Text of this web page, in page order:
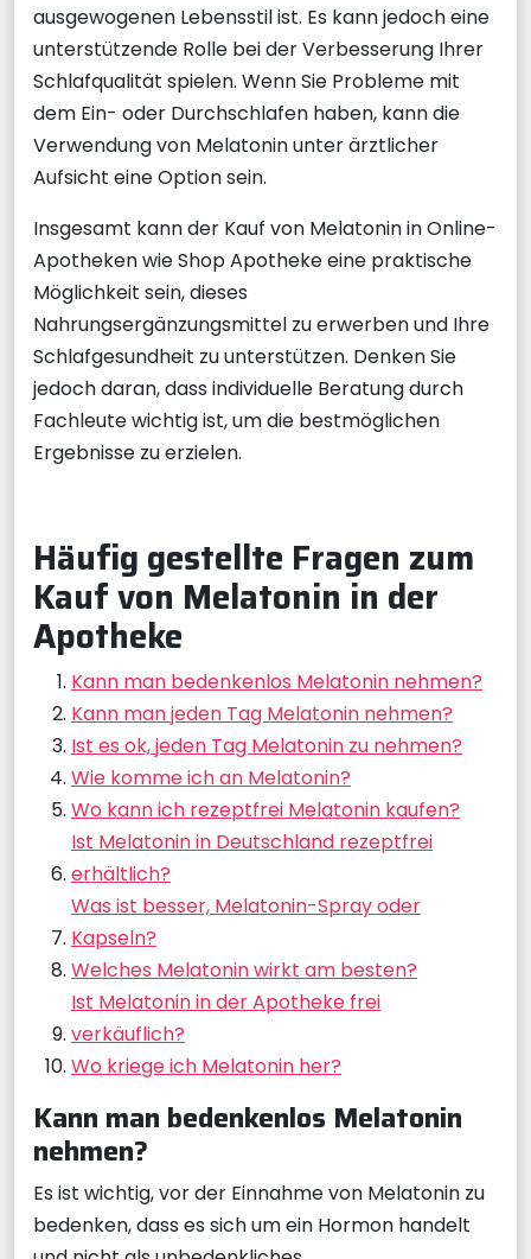
ausgewogenen Lebensstil ist. Es kann jedoch eine
unterstützende Rolle bei der Verbesserung Ihrer
Schlafqualität spielen. Wenn Sie Probleme mit
dem Ein- oder Durchschlafen haben, kann die
Verwendung von Melatonin unter ärztlicher
Aufsicht eine Option sein.
Insgesamt kann der Kauf von Melatonin in Online-
Apotheken wie Shop Apotheke eine praktische
Möglichkeit sein, dieses
Nahrungsergänzungsmittel zu erwerben und Ihre
Schlafgesundheit zu unterstützen. Denken Sie
jedoch daran, dass individuelle Beratung durch
Fachleute wichtig ist, um die bestmöglichen
Ergebnisse zu erzielen.
Häufig gestellte Fragen zum
Kauf von Melatonin in der
Apotheke
Kann man bedenkenlos Melatonin nehmen?
Kann man jeden Tag Melatonin nehmen?
Ist es ok, jeden Tag Melatonin zu nehmen?
Wie komme ich an Melatonin?
Wo kann ich rezeptfrei Melatonin kaufen?
Ist Melatonin in Deutschland rezeptfrei
erhältlich?
Was ist besser, Melatonin-Spray oder
Kapseln?
Welches Melatonin wirkt am besten?
Ist Melatonin in der Apotheke frei
verkäuflich?
Wo kriege ich Melatonin her?
Kann man bedenkenlos Melatonin
nehmen?
Es ist wichtig, vor der Einnahme von Melatonin zu
bedenken, dass es sich um ein Hormon handelt